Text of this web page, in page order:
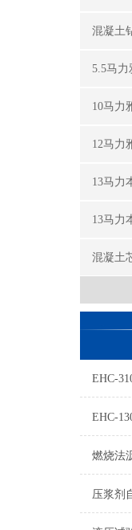
混凝土
5.5马
10马力
12马力
13马力
13马力
混凝土
燃烧法
压浆剂